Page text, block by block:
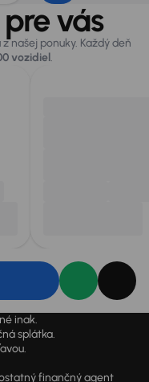
vás
z našej ponuky. Každý deň
vozidiel.
inak.
splátka.
finančný agent